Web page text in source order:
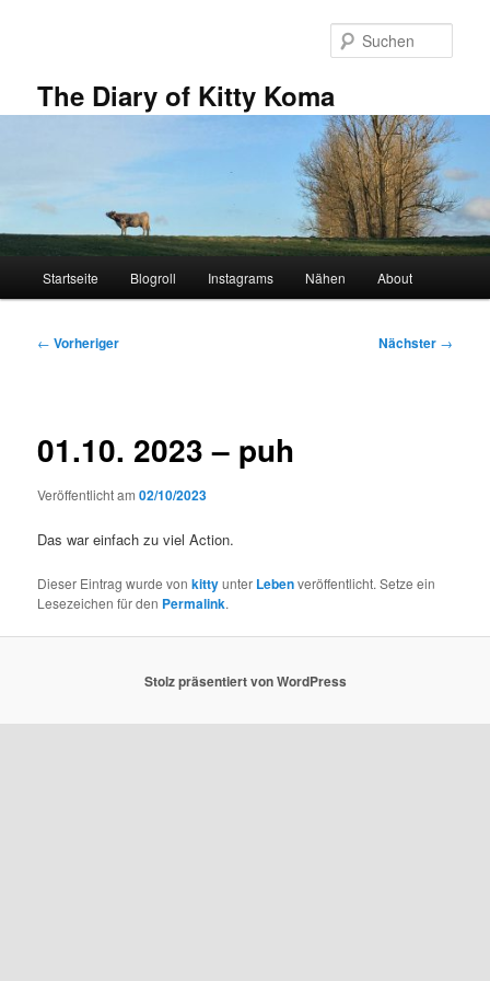
The Diary of Kitty Koma
Startseite Blogroll Instagrams Nähen About
Beitragsnavigation
← Vorheriger Nächster →
01.10. 2023 – puh
Veröffentlicht am02/10/2023
Das war einfach zu viel Action.
Dieser Eintrag wurde vonkittyunter Lebenveröffentlicht. Setze ein
Lesezeichen für den Permalink.
Stolz präsentiert von WordPress